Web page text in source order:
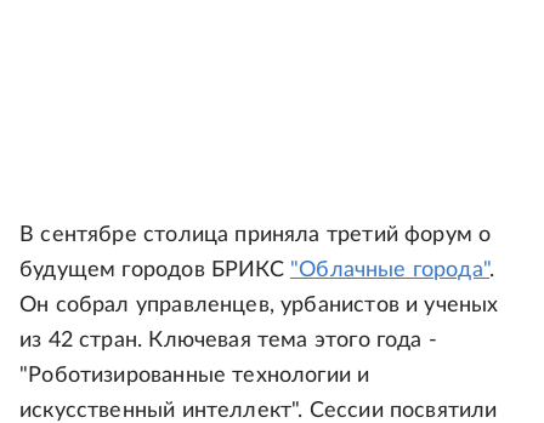
В сентябре столица приняла третий форум о
будущем городов БРИКС "Облачные города".
Он собрал управленцев, урбанистов и ученых
из 42 стран. Ключевая тема этого года -
"Роботизированные технологии и
искусственный интеллект". Сессии посвятили